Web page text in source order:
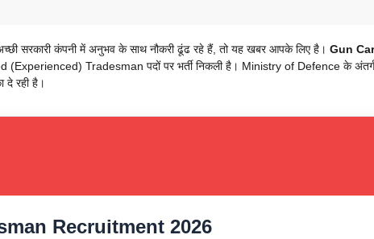
सरकारी कंपनी में अनुभव के साथ नौकरी ढूंढ रहे हैं, तो यह खबर आपके लिए है। Gun
(Experienced) Tradesman पदों पर भर्ती निकली है। Ministry of Defence के
दे रही है।
Recruitment 2026